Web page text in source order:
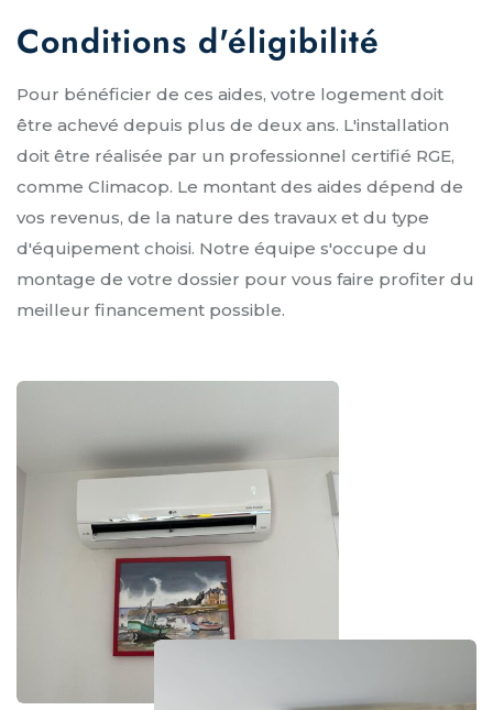
Conditions d'éligibilité
Pour bénéficier de ces aides, votre logement doit
être achevé depuis plus de deux ans. L'installation
doit être réalisée par un professionnel certifié RGE,
comme Climacop. Le montant des aides dépend de
vos revenus, de la nature des travaux et du type
d'équipement choisi. Notre équipe s'occupe du
montage de votre dossier pour vous faire profiter du
meilleur financement possible.